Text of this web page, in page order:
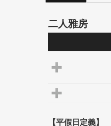
二人雅房
【平假日定義】